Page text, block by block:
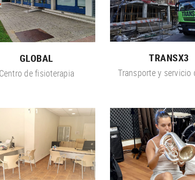
GLOBAL
Centro de fisioterapia
TRANSX3
Transporte y servicio